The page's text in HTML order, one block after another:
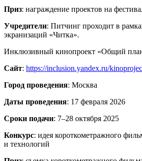
Приз: награждение проектов на
Учредители: Питчинг проходит в
экранизаций «Читка».
Инклюзивный кинопроект «Общий
Сайт: https://inclusion.yandex.ru/
Город проведения: Москва
Даты проведения: 17 февраля 2026
Сроки подачи: 7–28 октября 2025
Конкурс: идея короткометражного
и технологий